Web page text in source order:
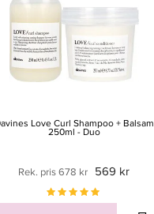
Love Curl Shampoo + Balsam
250ml - Duo
Rek. pris 678 kr 569 kr